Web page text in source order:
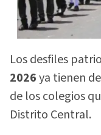
Los desfiles
2026ya tienen
de los colegios
Distrito Central.